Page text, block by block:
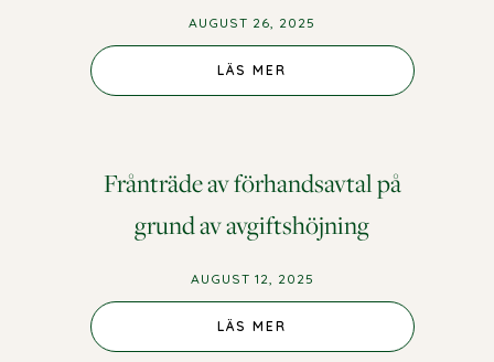
AUGUST 26, 2025
LÄS MER
Frånträde av förhandsavtal på
grund av avgiftshöjning
AUGUST 12, 2025
LÄS MER